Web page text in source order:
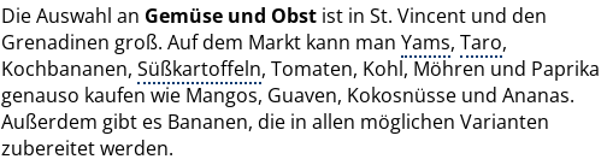
Die Auswahl an Gemüse und Obst ist in St. Vincent und den
Grenadinen groß. Auf dem Markt kann man Yams, Taro,
Kochbananen, Süßkartoffeln, Tomaten, Kohl, Möhren und Paprika
genauso kaufen wie Mangos, Guaven, Kokosnüsse und Ananas.
Außerdem gibt es Bananen, die in allen möglichen Varianten
zubereitet werden.